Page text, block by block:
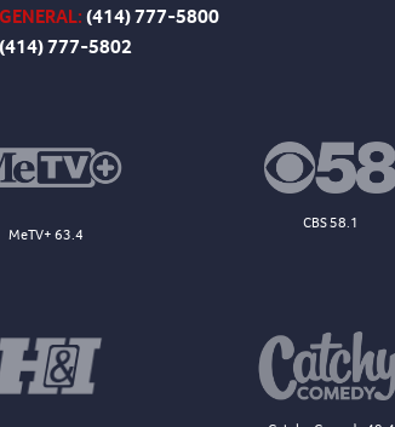
(414) 777-5800
(414) 777-5802
MeTV+ 63.4
CBS 58.1